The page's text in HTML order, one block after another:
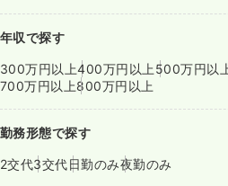
年収で探す
300万円以上400万円以上 500万円以
700万円以上800万円以上
勤務形態で探す
2交代3交代日勤のみ夜勤のみ